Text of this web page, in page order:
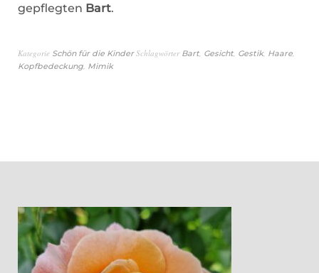
gepflegten Bart.
Kategorie Schön für die Kinder Schlagwörter Bart Gesicht Gestik, Haare
Kopfbedeckung Mimik